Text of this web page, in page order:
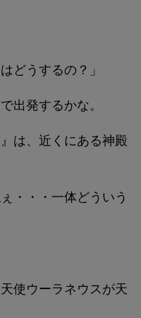
どうするの？」
出発するかな。
は、近くにある神殿
・・・一体どういう
使ウーラネウスが天